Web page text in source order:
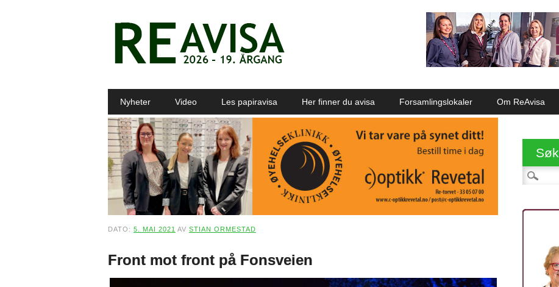
Main menu
Nyheter Video Les papiravisa Her finner du avisa Forsamlingslokaler Om ReAvisa
DATO: 5. MAI 2021 AV STIAN ORMESTAD
Front mot front på Fonsveien
Søk
Søk etter: